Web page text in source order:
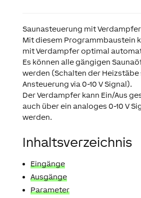
Saunasteuerung mit Verdampfer
Mit diesem Programmbaustein
mit Verdampfer optimal
Es können alle gängigen
werden (Schalten der
Ansteuerung via 0-10 V Signal).
Der Verdampfer kann Ein/Aus
auch über ein analoges 0-10 V
werden.
Inhaltsverzeichnis
Eingänge
Ausgänge
Parameter